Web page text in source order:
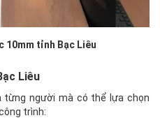
10mm tỉnh Bạc Liêu
Liêu
từng người mà có thể lựa chọn
trình: